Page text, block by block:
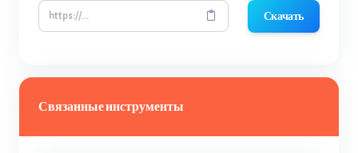
Скачать
Связанные инструменты